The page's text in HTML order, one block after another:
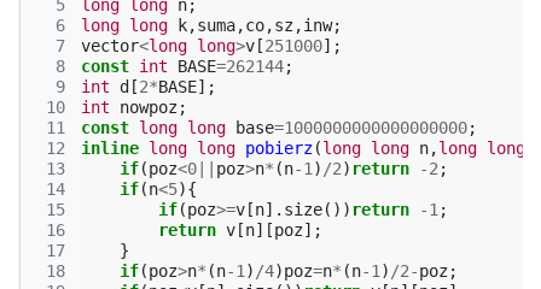
  5
  6
  7
  8
  9
10
11
12
13
14
15
16
17
18
long long n;
long long k,suma,co,sz,inw;
vector<long long>v [251000];
const int BASE=262144;
int
d [2*BASE];
int
nowpoz;
const long long base=1000000000000000000;
inline long long pobierz(long long n,long long
if(poz<0 poz>n* (n-1 ) /2) return -2 ;
if(n<5){
if(poz>=v [n]. size()) return -1 ;
return v [n][poz];
}
if(poz>n* (n-1 ) /4)poz=n* (n-1 ) /2-poz;